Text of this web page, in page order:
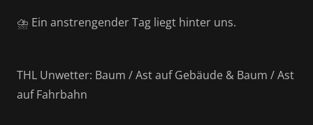
⛈️ Ein anstrengender Tag liegt hinter uns.
THL Unwetter: Baum / Ast auf Gebäude & Baum / Ast
auf Fahrbahn